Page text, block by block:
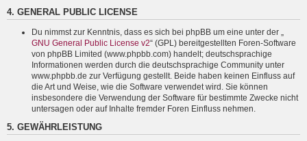
4. GENERAL PUBLIC LICENSE
Du nimmst zur Kenntnis, dass es sich bei phpBB um eine unter der „
GNU General Public License v2“ (GPL) bereitgestellten Foren-Software
von phpBB Limited (www.phpbb.com) handelt; deutschsprachige
Informationen werden durch die deutschsprachige Community unter
www.phpbb.de zur Verfügung gestellt. Beide haben keinen Einfluss auf
die Art und Weise, wie die Software verwendet wird. Sie können
insbesondere die Verwendung der Software für bestimmte Zwecke nicht
untersagen oder auf Inhalte fremder Foren Einfluss nehmen.
5. GEWÄHRLEISTUNG